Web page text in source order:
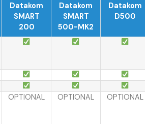
Datakom
SMART
200
Datakom
SMART
500-MK2
Datakom
D500
OPTIONAL OPTIONAL OPTIONAL